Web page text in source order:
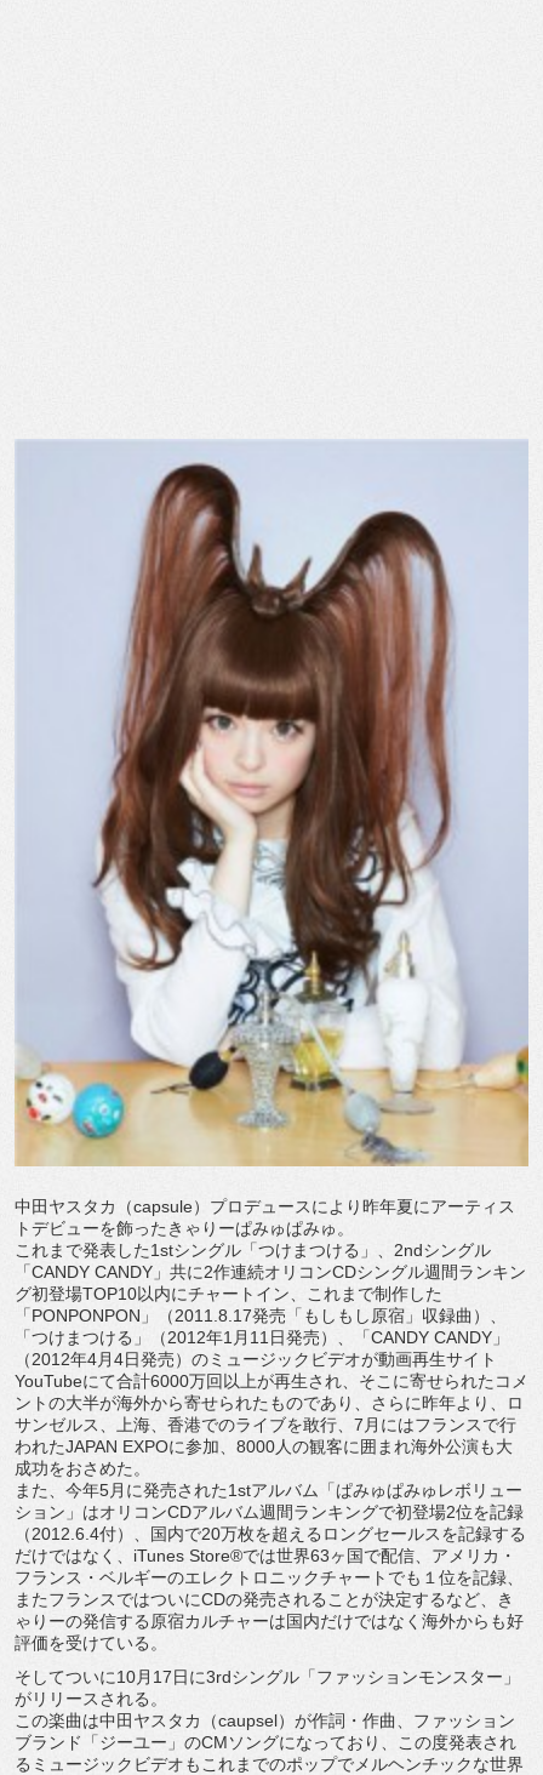
中田ヤスタカ（capsule）プロデュースにより昨年夏にアーティス
トデビューを飾ったきゃりーぱみゅぱみゅ。
これまで発表した1stシングル「つけまつける」、2ndシングル
「CANDY CANDY」共に2作連続オリコンCDシングル週間ランキン
グ初登場TOP10以内にチャートイン、これまで制作した
「PONPONPON」（2011.8.17発売「もしもし原宿」収録曲）、
「つけまつける」（2012年1月11日発売）、「CANDY CANDY」
（2012年4月4日発売）のミュージックビデオが動画再生サイト
YouTubeにて合計6000万回以上が再生され、そこに寄せられたコメ
ントの大半が海外から寄せられたものであり、さらに昨年より、ロ
サンゼルス、上海、香港でのライブを敢行、7月にはフランスで行
われたJAPAN EXPOに参加、8000人の観客に囲まれ海外公演も大
成功をおさめた。
また、今年5月に発売された1stアルバム「ぱみゅぱみゅレボリュー
ション」はオリコンCDアルバム週間ランキングで初登場2位を記録
（2012.6.4付）、国内で20万枚を超えるロングセールスを記録する
だけではなく、iTunes Store®では世界63ヶ国で配信、アメリカ・
フランス・ベルギーのエレクトロニックチャートでも１位を記録、
またフランスではついにCDの発売されることが決定するなど、き
ゃりーの発信する原宿カルチャーは国内だけではなく海外からも好
評価を受けている。
そしてついに10月17日に3rdシングル「ファッションモンスター」
がリリースされる。
この楽曲は中田ヤスタカ（caupsel）が作詞・作曲、ファッション
ブランド「ジーユー」のCMソングになっており、この度発表され
るミュージックビデオもこれまでのポップでメルヘンチックな世界